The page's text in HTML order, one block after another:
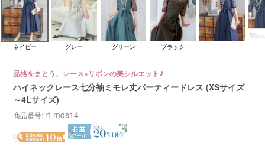
ネイビー グレー グリーン ブラック
品格をまとう、レース×リボンの美シルエット♪
ハイネックレース七分袖ミモレ丈パーティードレス (XSサイズ
～4Lサイズ)
商品番号 rt-mds14